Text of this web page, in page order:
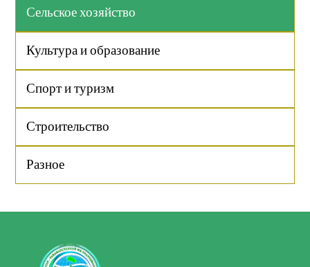
Сельское хозяйство
Культура и образование
Спорт и туризм
Строительство
Разное